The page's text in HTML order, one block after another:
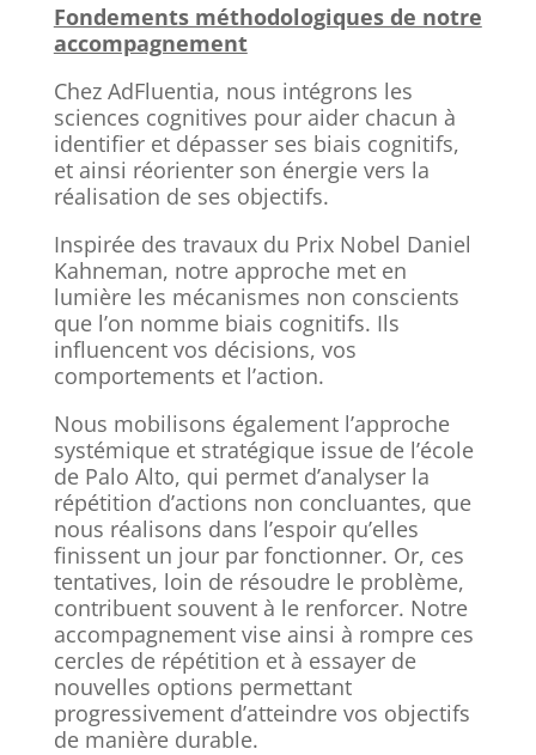
Fondements méthodologiques de notre
accompagnement
Chez AdFluentia, nous intégrons les
sciences cognitives pour aider chacun à
identifier et dépasser ses biais cognitifs,
et ainsi réorienter son énergie vers la
réalisation de ses objectifs.
Inspirée des travaux du Prix Nobel Daniel
Kahneman, notre approche met en
lumière les mécanismes non conscients
que l’on nomme biais cognitifs. Ils
influencent vos décisions, vos
comportements et l’action.
Nous mobilisons également l’approche
systémique et stratégique issue de l’école
de Palo Alto, qui permet d’analyser la
répétition d’actions non concluantes, que
nous réalisons dans l’espoir qu’elles
finissent un jour par fonctionner. Or, ces
tentatives, loin de résoudre le problème,
contribuent souvent à le renforcer. Notre
accompagnement vise ainsi à rompre ces
cercles de répétition et à essayer de
nouvelles options permettant
progressivement d’atteindre vos objectifs
de manière durable.